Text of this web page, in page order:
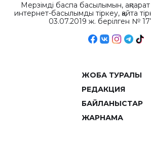
Мерзімді баспа басылымын, ақпарат
интернет-басылымды тіркеу, қайта
03.07.2019 ж. берілген №
ЖОБА ТУРАЛЫ
РЕДАКЦИЯ
БАЙЛАНЫСТАР
ЖАРНАМА